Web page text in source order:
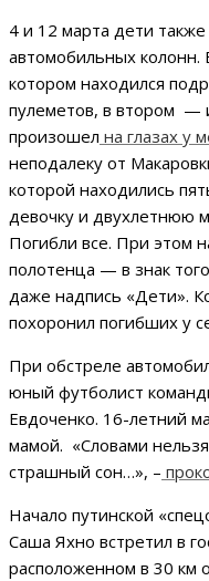
4 и 12 марта дети
автомобильных колонн.
котором находился
пулеметов, в втором —
произошел на глазах у
неподалеку от
которой находились
девочку и двухлетнюю
Погибли все. При этом
полотенца — в знак
даже надпись «Дети».
похоронил погибших у
При обстреле
юный футболист
Евдоченко. 16-летний
мамой. «Словами
страшный сон…», –
Начало путинской
Саша Яхно встретил в
расположенном в 30 км